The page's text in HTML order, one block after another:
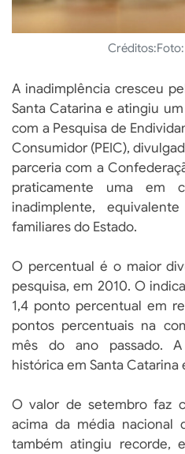
Créditos:
A inadimplência cresceu
Santa Catarina e atingiu
com a Pesquisa de
Consumidor (PEIC),
parceria com a
praticamente uma em
inadimplente,
familiares do Estado.
O percentual é o maior
pesquisa, em 2010. O
1,4 ponto percentual em
pontos percentuais na
mês do ano passado.
histórica em Santa Catarina
O valor de setembro faz
acima da média nacional
também atingiu recorde,